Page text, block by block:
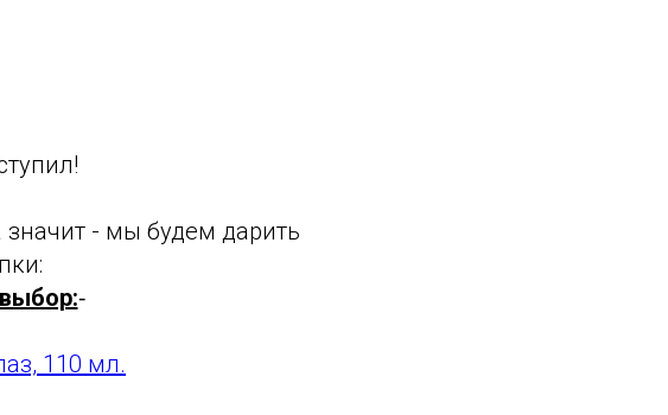
значит - мы будем дарить
⁃
110 мл.